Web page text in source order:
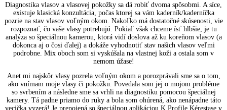
Diagnostika vlasov a vlasovej pokožky sa dá robiť dvoma spôsobmi. A síce,
existuje klasická konzultácia, počas ktorej sa vám kaderník/kaderníčka
pozrie na stav vlasov voľným okom. Nakoľko má dostatočné skúsenosti, vie
rozpoznať, čo vaše vlasy potrebujú. Pokiaľ však chceme ísť hlbšie, je tu
analýza so špeciálnou kamerou, ktorá vidí doslova až ku koreňom vlasov (a
dokonca aj o čosi ďalej) a dokáže vyhodnotiť stav našich vlasov veľmi
podrobne. Mix oboch som si vyskúšala na vlastnej koži a ostala som v
nemom úžase!
Anet mi najskôr vlasy pozrela voľným okom a porozprávali sme sa o tom,
ako vnímam moje vlasy či pokožku. Povedala som jej o mojom probléme
so svrbením a následne sme sa vrhli na diagnostiku pomocou špeciálnej
kamery. Tá padne priamo do ruky a bola som ohúrená, ako nenápadne táto
vecička vyzerá! Je prepojená so špeciálnou aplikáciou K Profile Kérestase v